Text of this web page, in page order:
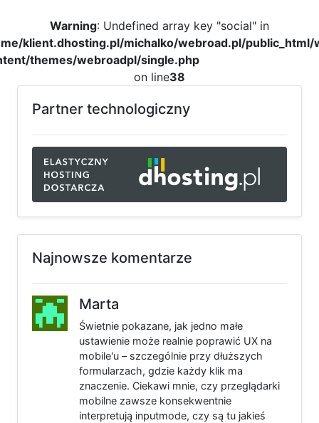
Warning: Undefined array key "social" in
klient.dhosting.pl/michalko/webroad.pl/public_html/
themes/webroadpl/single.php
on line38
Partner technologiczny
Najnowsze komentarze
Marta
Świetnie pokazane, jak jedno małe
ustawienie może realnie poprawić UX na
mobile'u – szczególnie przy dłuższych
formularzach, gdzie każdy klik ma
znaczenie. Ciekawi mnie, czy przeglądarki
mobilne zawsze konsekwentnie
interpretują inputmode, czy są tu jakieś